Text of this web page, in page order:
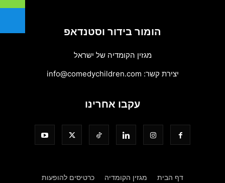
הומור בידור וסטנדאפ
מגזין הקומדיה של ישראל
יצירת קשר: info@comedychildren.com
עקבו אחרינו
דף הבית מגזין הקומדיה כרטיסים להופעות